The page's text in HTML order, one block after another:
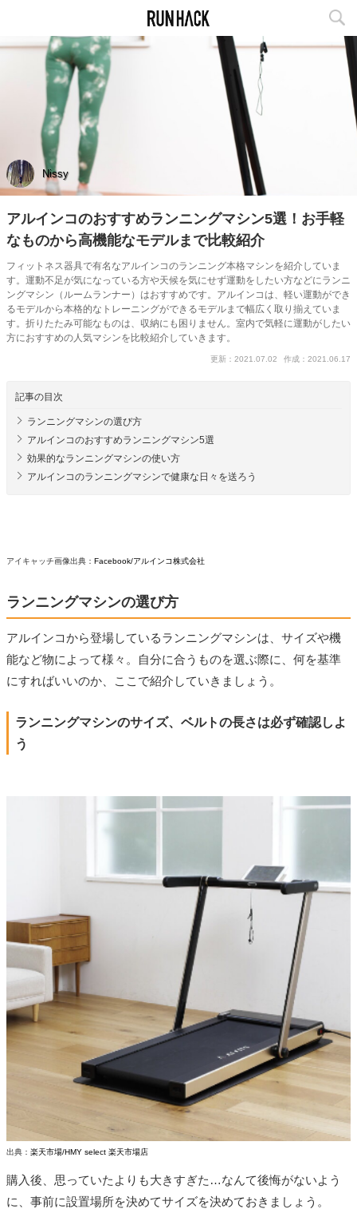
Nissy
アルインコのおすすめランニングマシン5選！お手軽
なものから高機能なモデルまで比較紹介
フィットネス器具で有名なアルインコのランニング本格マシンを紹介していま
す。運動不足が気になっている方や天候を気にせず運動をしたい方などにランニ
ングマシン（ルームランナー）はおすすめです。アルインコは、軽い運動ができ
るモデルから本格的なトレーニングができるモデルまで幅広く取り揃えていま
す。折りたたみ可能なものは、収納にも困りません。室内で気軽に運動がしたい
方におすすめの人気マシンを比較紹介していきます。
更新：2021.07.02 作成：2021.06.17
記事の目次
ランニングマシンの選び方
アルインコのおすすめランニングマシン5選
効果的なランニングマシンの使い方
アルインコのランニングマシンで健康な日々を送ろう
アイキャッチ画像出典： Facebook/アルインコ株式会社
ランニングマシンの選び方
アルインコから登場しているランニングマシンは、サイズや機
能など物によって様々。自分に合うものを選ぶ際に、何を基準
にすればいいのか、ここで紹介していきましょう。
ランニングマシンのサイズ、ベルトの長さは必ず確認しよ
う
出典： 楽天市場/HMY select 楽天市場店
購入後、思っていたよりも大きすぎた…なんて後悔がないよう
に、事前に設置場所を決めてサイズを決めておきましょう。